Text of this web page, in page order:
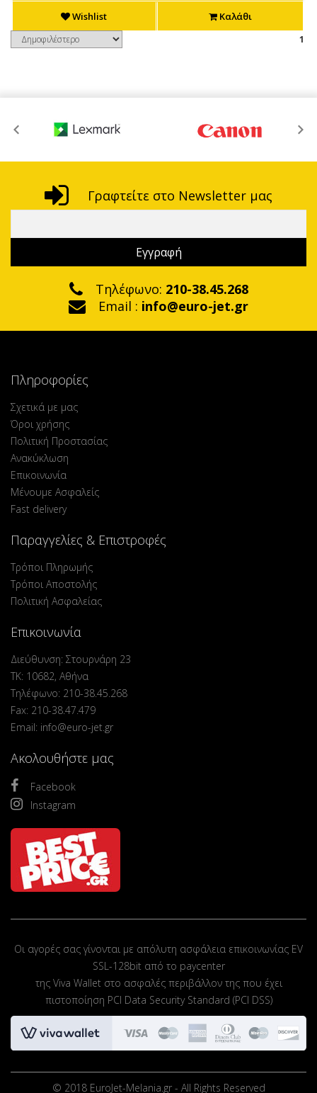
Wishlist Καλάθι
1
Γραφτείτε στο Newsletter μας
Τηλέφωνο: 210-38.45.268
Email : info@euro-jet.gr
Πληροφορίες
Σχετικά με μας
Όροι χρήσης
Πολιτική Προστασίας
Ανακύκλωση
Επικοινωνία
Μένουμε Ασφαλείς
Fast delivery
Παραγγελίες & Επιστροφές
Τρόποι Πληρωμής
Τρόποι Αποστολής
Πολιτική Ασφαλείας
Επικοινωνία
Διεύθυνση: Στουρνάρη 23
ΤΚ: 10682, Αθήνα
Τηλέφωνο: 210-38.45.268
Fax: 210-38.47.479
Email: info@euro-jet.gr
Ακολουθήστε μας
Facebook
Instagram
Οι αγορές σας γίνονται με απόλυτη ασφάλεια επικοινωνίας EV
SSL-128bit από το paycenter
της Viva Wallet στο ασφαλές περιβάλλον της που έχει
πιστοποίηση PCI Data Security Standard (PCI DSS)
© 2018 EuroJet-Melania.gr - All Rights Reserved